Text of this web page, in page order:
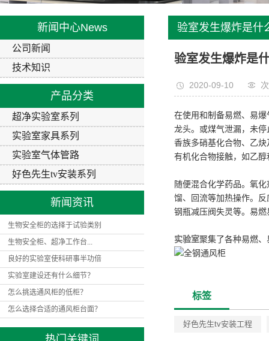
营业执照 实验室气
好色先生tv
新闻中心News
公司新闻
技术知识
产品分类
超净实验室系列
实验室家具系列
实验室气体管路
好色先生tv安装系列
新闻资讯
生物安全柜的选择于试验类别
生物安全柜、超净工作台...
良好的实验室使科研事半功倍
实验室建设还有什么细节？
怎么挑选通风柜的低柜？
怎么选择合适的通风柜台面？
验室发生爆炸是什
验室发生爆炸是
2020-09-10 次
在使用和制备易燃、易
龙头。或煤气泄漏，未
香族多硝基化合物、乙
有机化合物接触，如乙
随便混合化学药品。氧
馏、回流等加热操作。
钢瓶减压阀失灵等。易
实验室聚集了各种易燃
标签
好色先生tv安装工程